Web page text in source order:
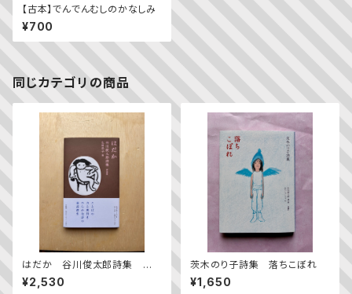
【古本】でんでんむしのかなしみ
¥700
同じカテゴリの商品
はだか 谷川俊太郎詩集 新
装版
¥2,530
茨木のり子詩集 落ちこぼれ
¥1,650